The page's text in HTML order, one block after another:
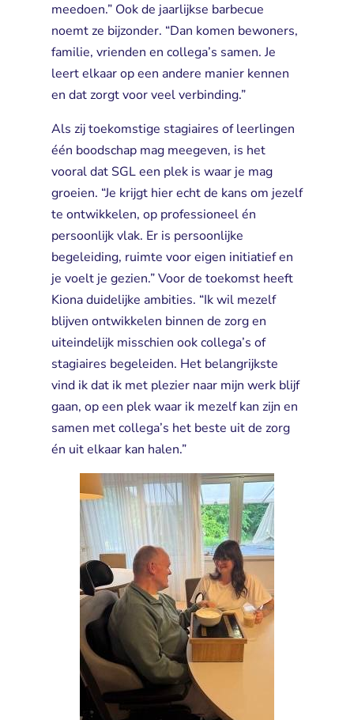
meedoen.” Ook de jaarlijkse barbecue
noemt ze bijzonder. “Dan komen bewoners,
familie, vrienden en collega’s samen. Je
leert elkaar op een andere manier kennen
en dat zorgt voor veel verbinding.”
Als zij toekomstige stagiaires of leerlingen
één boodschap mag meegeven, is het
vooral dat SGL een plek is waar je mag
groeien. “Je krijgt hier echt de kans om jezelf
te ontwikkelen, op professioneel én
persoonlijk vlak. Er is persoonlijke
begeleiding, ruimte voor eigen initiatief en
je voelt je gezien.” Voor de toekomst heeft
Kiona duidelijke ambities. “Ik wil mezelf
blijven ontwikkelen binnen de zorg en
uiteindelijk misschien ook collega’s of
stagiaires begeleiden. Het belangrijkste
vind ik dat ik met plezier naar mijn werk blijf
gaan, op een plek waar ik mezelf kan zijn en
samen met collega’s het beste uit de zorg
én uit elkaar kan halen.”